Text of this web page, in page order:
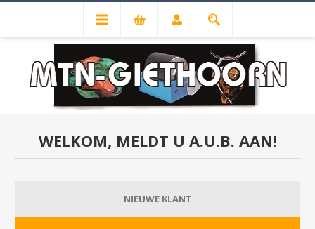
WELKOM, MELDT U A.U.B. AAN!
NIEUWE KLANT